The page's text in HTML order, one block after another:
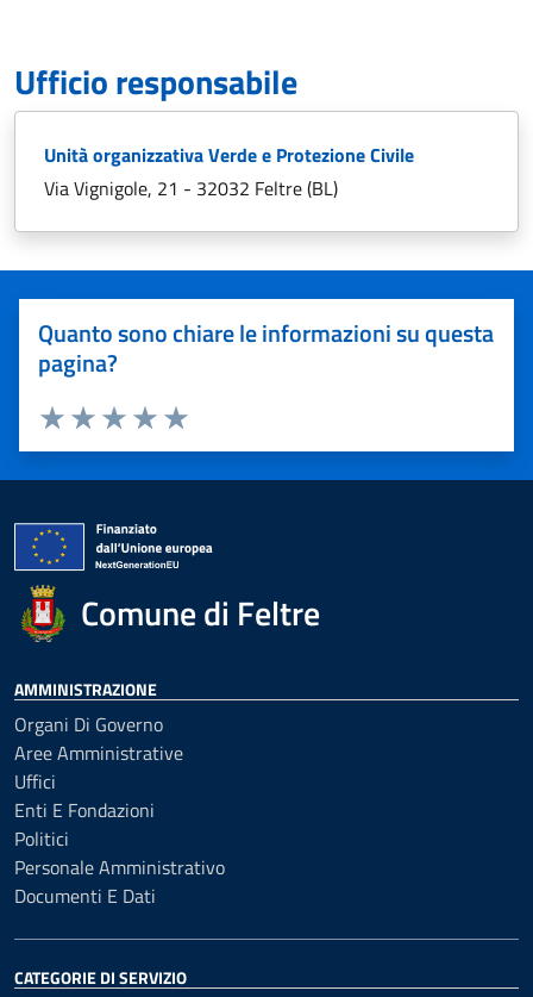
Ufficio responsabile
Unità organizzativa Verde e Protezione Civile
Via Vignigole, 21 - 32032 Feltre (BL)
Quanto sono chiare le informazioni su questa
pagina?
Valuta 5 stelle su 5
Valuta 4 stelle su 5
Valuta 3 stelle su 5
Valuta 2 stelle su 5
Valuta 1 stelle su 5
Comune di Feltre
AMMINISTRAZIONE
Organi Di Governo
Aree Amministrative
Uffici
Enti E Fondazioni
Politici
Personale Amministrativo
Documenti E Dati
CATEGORIE DI SERVIZIO